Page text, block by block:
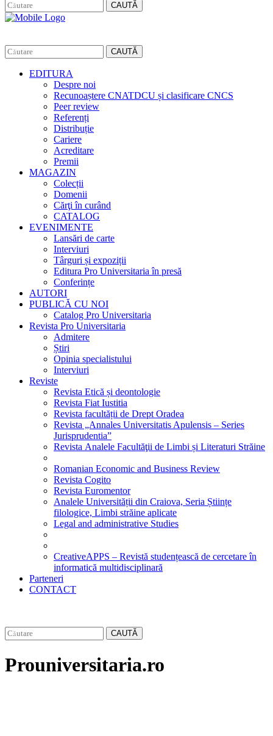
CAUTĂ
CAUTĂ
EDITURA
Despre noi
Recunoaștere CNATDCU și clasificare CNCS
Peer review
Referenți
Distribuție
Cariere
Acreditare
Premii
MAGAZIN
Colecții
Domenii
Cărţi în curând
CATALOG
EVENIMENTE
Lansări de carte
Interviuri
Târguri și expoziții
Editura Pro Universitaria în presă
Conferințe
AUTORI
PUBLICĂ CU NOI
Catalog Pro Universitaria
Revista Pro Universitaria
Admitere
Știri
Opinia specialistului
Interviuri
Reviste
Revista Etică și deontologie
Revista Fiat Iustitia
Revista facultății de Drept Oradea
Revista „Annales Universitatis Apulensis – Series
Jurisprudentia”
Revista Analele Facultăţii de Limbi și Literaturi Străine
Romanian Economic and Business Review
Revista Cogito
Revista Euromentor
Analele Universității din Craiova, Seria Științe
filologice, Limbi străine aplicate
Legal and administrative Studies
CreativeAPPS – Revistă studențească de cercetare în
informatică multidisciplinară
Parteneri
CONTACT
CAUTĂ
Prouniversitaria.ro